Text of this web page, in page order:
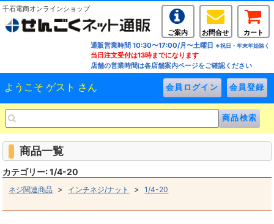
千石電商オンラインショップ
ご案内 お問合せ
カート
通販営業時間 10:30〜17:00/月〜土曜日 ※祝日・年末年始除く
当日注文受付は13時までになります
店舗の営業時間は各店舗案内ページをご確認ください
ようこそ ゲスト さん
商品一覧
カテゴリー: 1/4-20
ネジ関連商品 > インチネジ/ナット >1/4-20